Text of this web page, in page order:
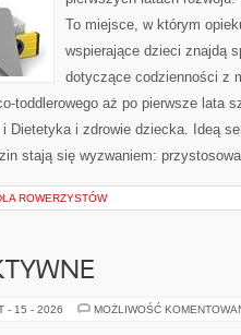
To miejsce, w którym
wspierające dzieci znajdą
dotyczące codzienności z
toddlerowego aż po pierwsze lata
Dietetyka i zdrowie dziecka. Ideą
stają się wyzwaniem:
ROWERZYSTÓW
- 15 - 2026 MOŻLIWOŚĆ